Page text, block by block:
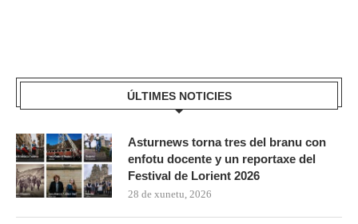
ÚLTIMES NOTICIES
Asturnews torna tres del branu con
enfotu docente y un reportaxe del
Festival de Lorient 2026
28 de xunetu, 2026